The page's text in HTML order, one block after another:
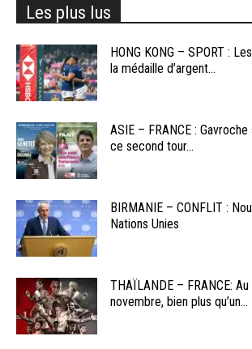
Les plus lus
HONG KONG – SPORT :
la médaille d’argent...
ASIE – FRANCE :
ce second tour...
BIRMANIE – CONFLIT :
Nations Unies
THAÏLANDE – FRANCE:
novembre, bien plus qu’un...